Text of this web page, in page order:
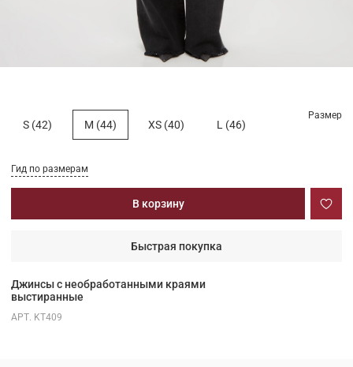
Джинсы с необработанными краями
выстиранные
АРТ. KT409
Гид по размерам
В корзину
Быстрая покупка
Размер
S (42) M (44) XS (40) L (46)